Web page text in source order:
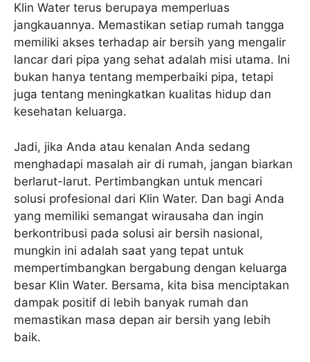
Klin Water terus berupaya memperluas
jangkauannya. Memastikan setiap rumah tangga
memiliki akses terhadap air bersih yang mengalir
lancar dari pipa yang sehat adalah misi utama. Ini
bukan hanya tentang memperbaiki pipa, tetapi
juga tentang meningkatkan kualitas hidup dan
kesehatan keluarga.
Jadi, jika Anda atau kenalan Anda sedang
menghadapi masalah air di rumah, jangan biarkan
berlarut-larut. Pertimbangkan untuk mencari
solusi profesional dari Klin Water. Dan bagi Anda
yang memiliki semangat wirausaha dan ingin
berkontribusi pada solusi air bersih nasional,
mungkin ini adalah saat yang tepat untuk
mempertimbangkan bergabung dengan keluarga
besar Klin Water. Bersama, kita bisa menciptakan
dampak positif di lebih banyak rumah dan
memastikan masa depan air bersih yang lebih
baik.